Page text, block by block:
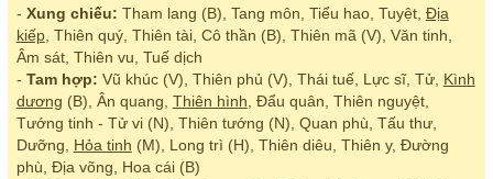
- Xung chiếu: Tham lang (B), Tang môn, Tiểu hao, Tuyệt, Địa
kiếp, Thiên quý, Thiên tài, Cô thần (B), Thiên mã (V), Văn tinh,
Âm sát, Thiên vu, Tuế dịch
- Tam hợp: Vũ khúc (V), Thiên phủ (V), Thái tuế, Lực sĩ, Tử, Kình
dương (B), Ân quang, Thiên hình , Đẩu quân, Thiên nguyệt,
Tướng tinh - Tử vi (N), Thiên tướng (N), Quan phù, Tấu thư,
Dưỡng, Hỏa tinh (M), Long trì (H), Thiên diêu, Thiên y, Đường
phù, Địa võng, Hoa cái (B)